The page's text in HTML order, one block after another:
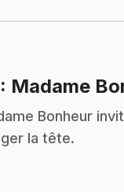
: Madame
Bonheur
la tête.